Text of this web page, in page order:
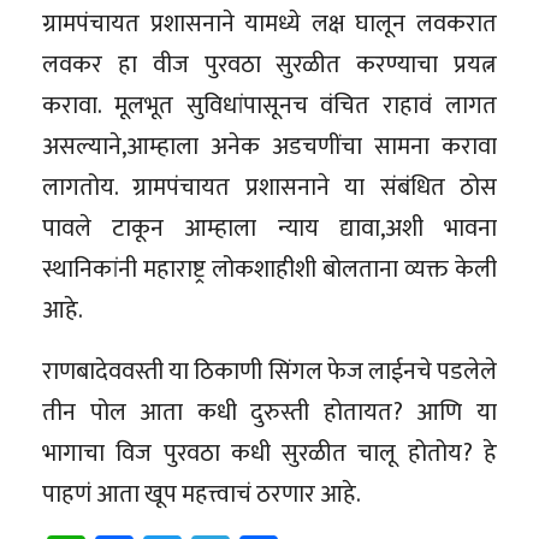
ग्रामपंचायत प्रशासनाने यामध्ये लक्ष घालून लवकरात
लवकर हा वीज पुरवठा सुरळीत करण्याचा प्रयत्न
करावा. मूलभूत सुविधांपासूनच वंचित राहावं लागत
असल्याने,आम्हाला अनेक अडचणींचा सामना करावा
लागतोय. ग्रामपंचायत प्रशासनाने या संबंधित ठोस
पावले टाकून आम्हाला न्याय द्यावा,अशी भावना
स्थानिकांनी महाराष्ट्र लोकशाहीशी बोलताना व्यक्त केली
आहे.
राणबादेववस्ती या ठिकाणी सिंगल फेज लाईनचे पडलेले
तीन पोल आता कधी दुरुस्ती होतायत? आणि या
भागाचा विज पुरवठा कधी सुरळीत चालू होतोय? हे
पाहणं आता खूप महत्त्वाचं ठरणार आहे.